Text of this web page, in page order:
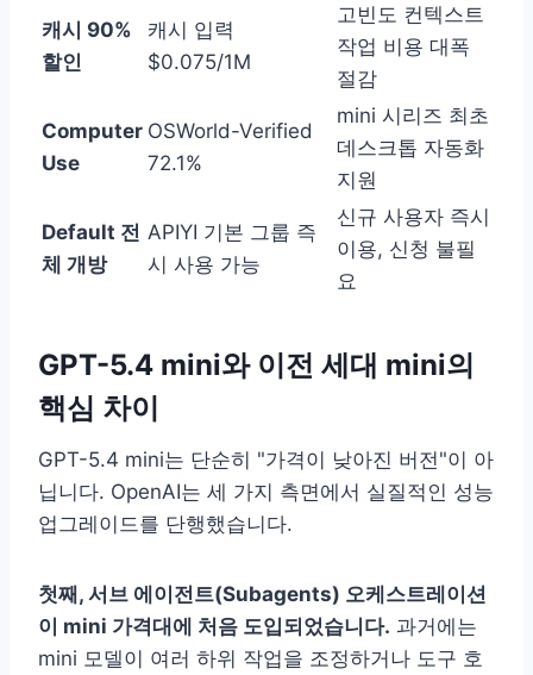
캐시 90%
할인
캐시 입력
$0.075/1M
고빈도 컨텍스트
작업 비용 대폭
절감
Computer
Use
OSWorld-Verified
72.1%
mini 시리즈 최초
데스크톱 자동화
지원
Default 전
체 개방
APIYI 기본 그룹 즉
시 사용 가능
신규 사용자 즉시
이용, 신청 불필
요
GPT-5.4 mini와 이전 세대 mini의
핵심 차이
GPT-5.4 mini는 단순히 "가격이 낮아진 버전"이 아
닙니다. OpenAI는 세 가지 측면에서 실질적인 성능
업그레이드를 단행했습니다.
첫째, 서브 에이전트(Subagents) 오케스트레이션
이 mini 가격대에 처음 도입되었습니다. 과거에는
mini 모델이 여러 하위 작업을 조정하거나 도구 호